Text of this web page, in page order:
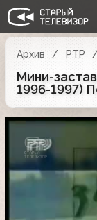
Архив РТР
Мини-
1996-1997)